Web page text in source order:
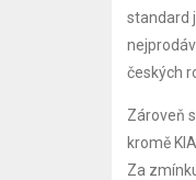
standard
českých
Zároveň
kromě
Za